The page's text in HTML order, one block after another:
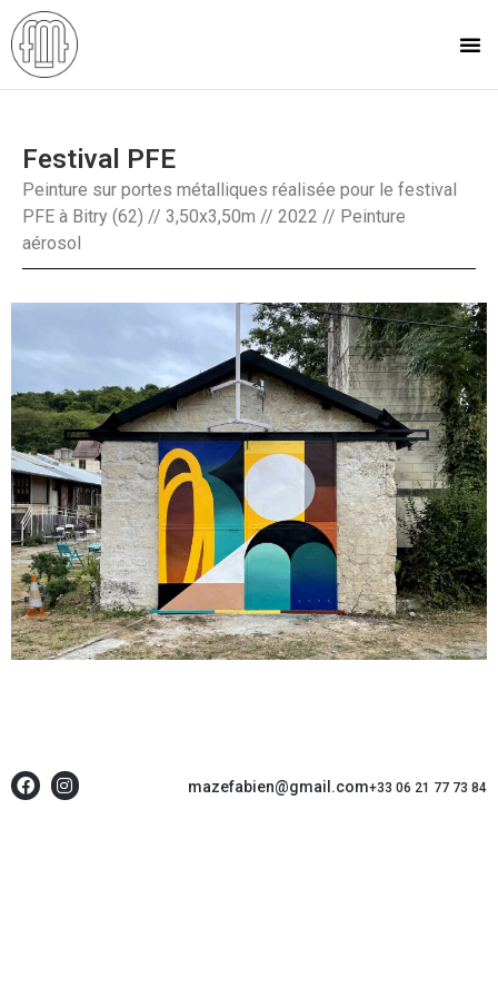
Festival PFE
Peinture sur portes métalliques réalisée pour le festival
PFE à Bitry (62) // 3,50x3,50m // 2022 // Peinture
aérosol
mazefabien@gmail.com+33 06 21 77 73 84